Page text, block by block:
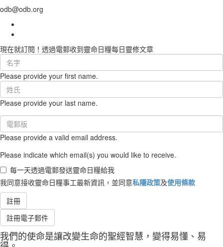
odb@odb.org
現在就訂閱！透過電郵收到靈命日糧每日靈修文章
First
Name
(required)
Please provide your first name.
Last
Name
(required)
Please provide your last name.
Email
(required)
Please provide a valid email address.
Please indicate which email(s) you would like to receive.
每一天透過電郵發送靈命日糧給我
我同意接收靈命日糧事工最新資訊，並同意私隱政策及使用條款
註冊
註冊電子郵件
我們的使命是讓改變生命的聖經智慧，變得易懂、易